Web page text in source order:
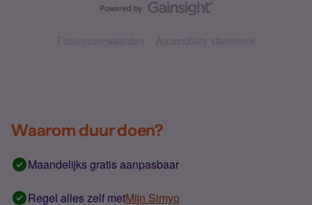
Forumvoorwaarden Accessibility statement
Waarom duur doen?
Maandelijks gratis aanpasbaar
Regel alles zelf metMijn Simyo